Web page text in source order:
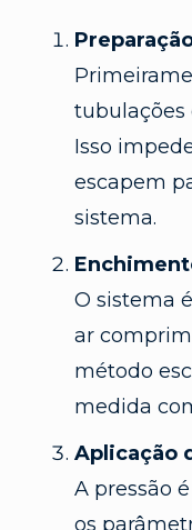
tubulações
Isso
escapem
sistema.
O sistema
ar
método
medida
Aplicação
A pressão
os